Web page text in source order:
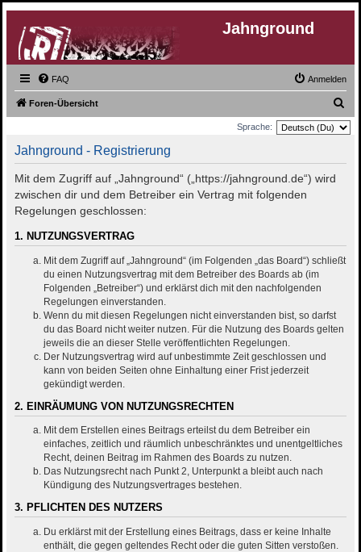
Jahnground
FAQ Anmelden
Foren-Übersicht
u
Sprache:
Jahnground - Registrierung
Mit dem Zugriff auf „Jahnground“ („https://jahnground.de“) wird
zwischen dir und dem Betreiber ein Vertrag mit folgenden
Regelungen geschlossen:
1. NUTZUNGSVERTRAG
Mit dem Zugriff auf „Jahnground“ (im Folgenden „das Board“) schließt
du einen Nutzungsvertrag mit dem Betreiber des Boards ab (im
Folgenden „Betreiber“) und erklärst dich mit den nachfolgenden
Regelungen einverstanden.
Wenn du mit diesen Regelungen nicht einverstanden bist, so darfst
du das Board nicht weiter nutzen. Für die Nutzung des Boards gelten
jeweils die an dieser Stelle veröffentlichten Regelungen.
Der Nutzungsvertrag wird auf unbestimmte Zeit geschlossen und
kann von beiden Seiten ohne Einhaltung einer Frist jederzeit
gekündigt werden.
2. EINRÄUMUNG VON NUTZUNGSRECHTEN
Mit dem Erstellen eines Beitrags erteilst du dem Betreiber ein
einfaches, zeitlich und räumlich unbeschränktes und unentgeltliches
Recht, deinen Beitrag im Rahmen des Boards zu nutzen.
Das Nutzungsrecht nach Punkt 2, Unterpunkt a bleibt auch nach
Kündigung des Nutzungsvertrages bestehen.
3. PFLICHTEN DES NUTZERS
Du erklärst mit der Erstellung eines Beitrags, dass er keine Inhalte
enthält, die gegen geltendes Recht oder die guten Sitten verstoßen.